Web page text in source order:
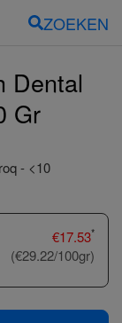
ZOEKEN
Dental
Gr
€17.53*
(€29.22/100gr)